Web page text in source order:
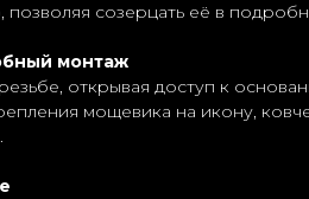
позволяя созерцать её в
монтаж
открывая доступ к
мощевика на икону,